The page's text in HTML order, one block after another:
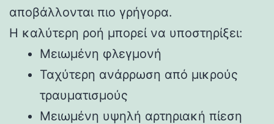
αποβάλλονται πιο γρήγορα.
Η καλύτερη ροή μπορεί να υποστηρίξει:
Μειωμένη φλεγμονή
Ταχύτερη ανάρρωση από μικρούς
τραυματισμούς
Μειωμένη υψηλή αρτηριακή πίεση